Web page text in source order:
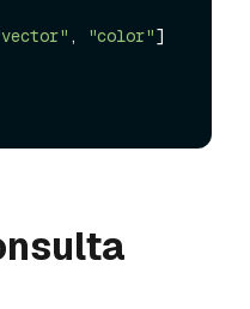
, "color"]